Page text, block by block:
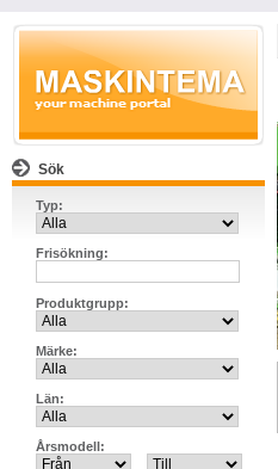
Sök
Typ:
Frisökning:
Produktgrupp:
Märke:
Län:
Årsmodell: